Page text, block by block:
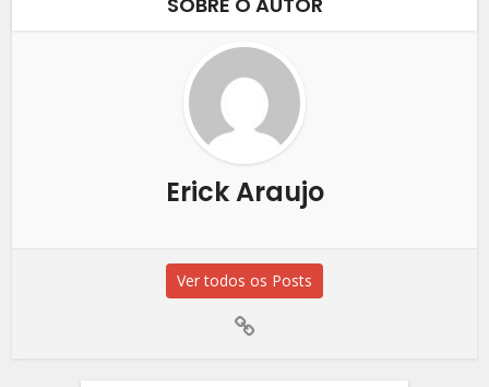
Erick Araujo
Ver todos os Posts